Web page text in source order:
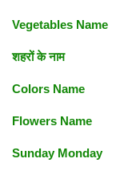
Vegetables Name
शहरों के नाम
Colors Name
Flowers Name
Sunday Monday